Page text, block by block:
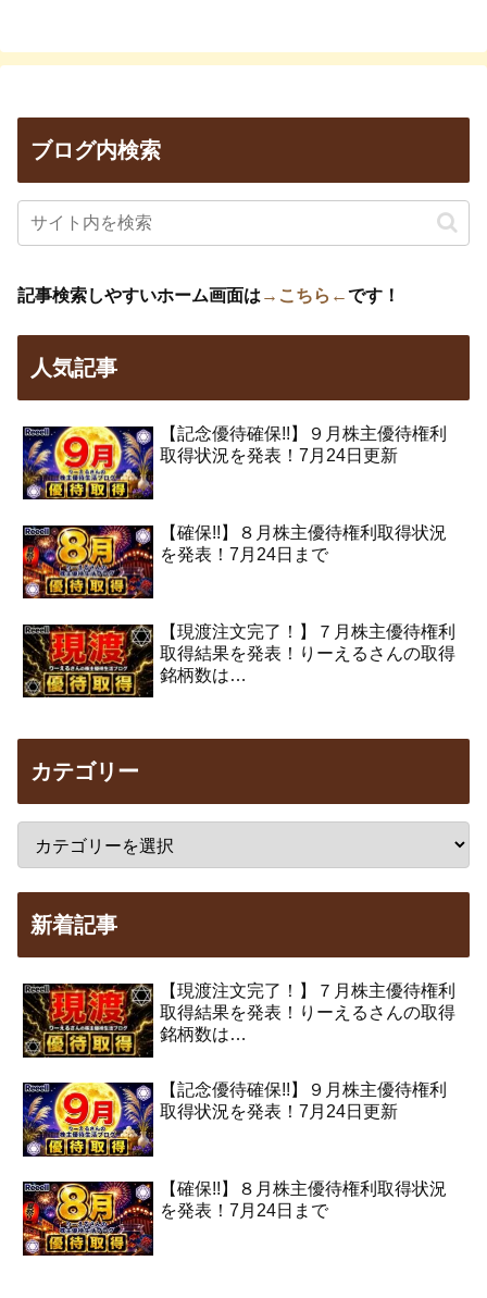
ブログ内検索
記事検索しやすいホーム画面は →こちら←です！
人気記事
【記念優待確保!!】９月株主優待権利
取得状況を発表！7月24日更新
【確保!!】８月株主優待権利取得状況
を発表！7月24日まで
【現渡注文完了！】７月株主優待権利
取得結果を発表！りーえるさんの取得
銘柄数は…
カテゴリー
新着記事
【現渡注文完了！】７月株主優待権利
取得結果を発表！りーえるさんの取得
銘柄数は…
【記念優待確保!!】９月株主優待権利
取得状況を発表！7月24日更新
【確保!!】８月株主優待権利取得状況
を発表！7月24日まで